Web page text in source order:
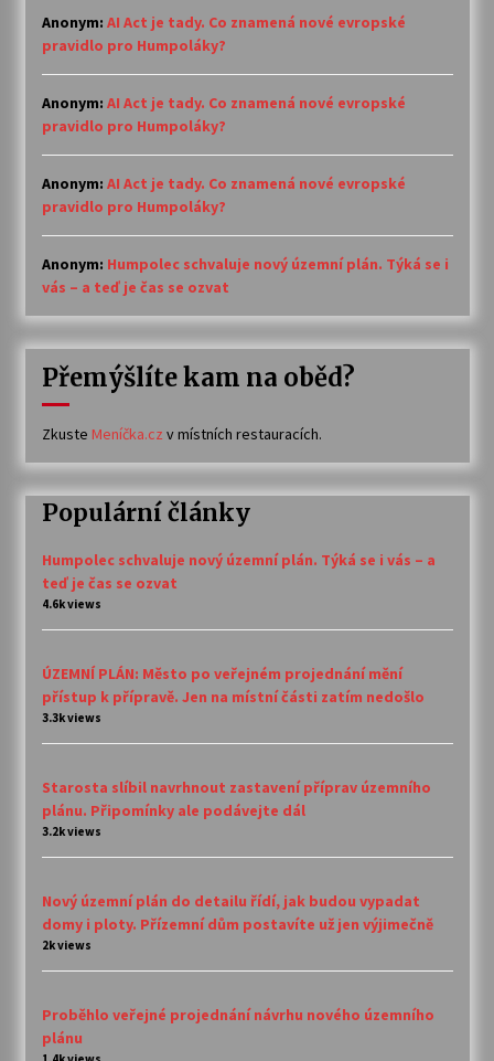
Anonym: AI Act je tady. Co znamená nové evropské
pravidlo pro Humpoláky?
Anonym: AI Act je tady. Co znamená nové evropské
pravidlo pro Humpoláky?
Anonym: AI Act je tady. Co znamená nové evropské
pravidlo pro Humpoláky?
Anonym: Humpolec schvaluje nový územní plán. Týká se i
vás – a teď je čas se ozvat
Přemýšlíte kam na oběd?
Zkuste Meníčka.cz v místních restauracích.
Populární články
Humpolec schvaluje nový územní plán. Týká se i vás – a
teď je čas se ozvat
4.6k views
ÚZEMNÍ PLÁN: Město po veřejném projednání mění
přístup k přípravě. Jen na místní části zatím nedošlo
3.3k views
Starosta slíbil navrhnout zastavení příprav územního
plánu. Připomínky ale podávejte dál
3.2k views
Nový územní plán do detailu řídí, jak budou vypadat
domy i ploty. Přízemní dům postavíte už jen výjimečně
2k views
Proběhlo veřejné projednání návrhu nového územního
plánu